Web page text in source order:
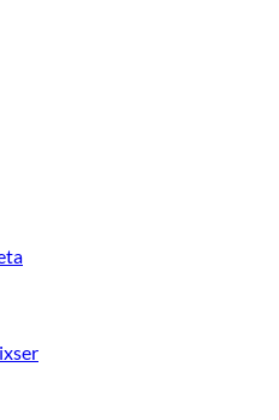
todo lo que tenemos para
de Velos y Visillos en Sodimac.
de renovación y decoración.